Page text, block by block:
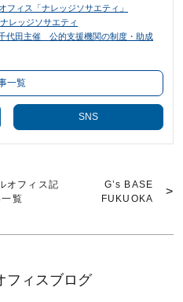
フィス「ナレッジソサエティ」
レッジソサエティ
代田主催 公的支援機関の制度・助成
一覧
SNS
オフィス記
一覧
G’s BASE
FUKUOKA
フィスブログ